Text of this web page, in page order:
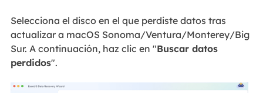
Selecciona el disco en el que perdiste datos tras
actualizar a macOS Sonoma/Ventura/Monterey/Big
Sur. A continuación, haz clic en "Buscar datos
perdidos".